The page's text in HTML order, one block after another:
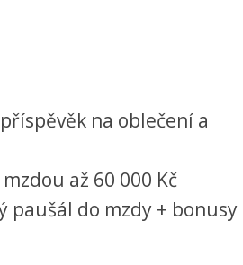
na oblečení a
až 60 000 Kč
paušál do mzdy + bonusy